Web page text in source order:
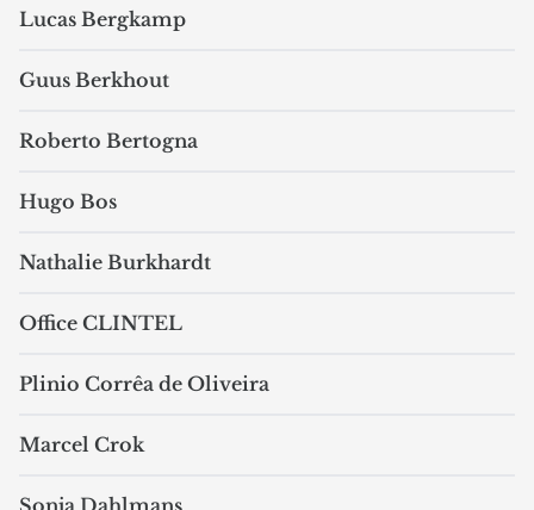
Lucas Bergkamp
Guus Berkhout
Roberto Bertogna
Hugo Bos
Nathalie Burkhardt
Office CLINTEL
Plinio Corrêa de Oliveira
Marcel Crok
Sonja Dahlmans